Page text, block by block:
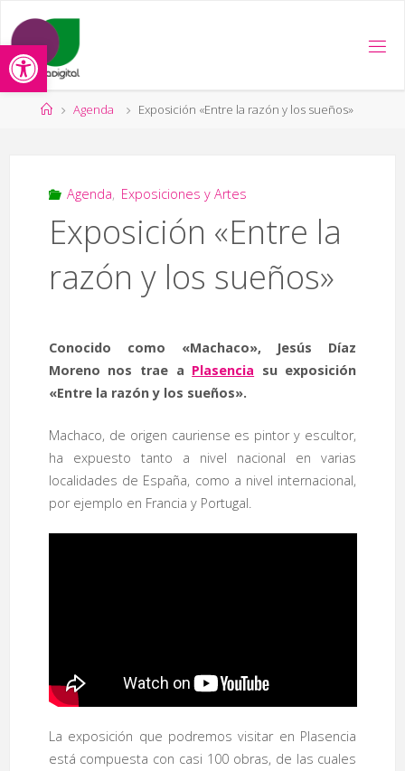
Abrir barra de herramientas
contenido
PáginaAgenda Exposición «Entre la razón y los sueños»
Agenda, Exposiciones y Artes
Exposición «Entre la
razón y los sueños»
Conocido como «Machaco», Jesús Díaz
Moreno nos trae a Plasencia su exposición
«Entre la razón y los sueños».
Machaco, de origen cauriense es pintor y escultor,
ha expuesto tanto a nivel nacional en varias
localidades de España, como a nivel internacional,
por ejemplo en Francia y Portugal.
La exposición que podremos visitar en Plasencia
está compuesta con casi 100 obras, de las cuales